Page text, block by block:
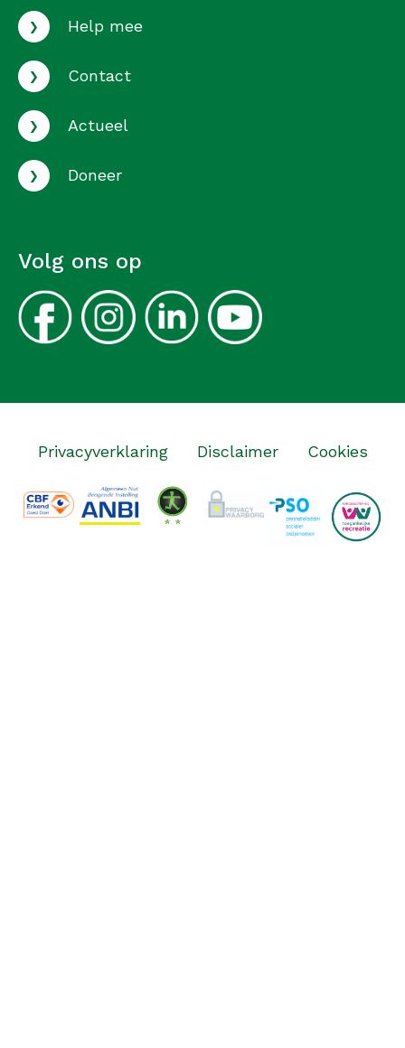
› Help mee
› Contact
› Actueel
› Doneer
Volg ons op
Privacyverklaring Disclaimer Cookies